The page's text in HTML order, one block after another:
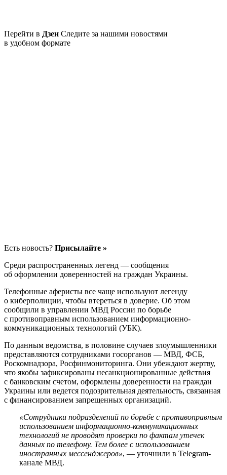
Перейти в Дзен Следите за нашими новостями
в удобном формате
Есть новость? Присылайте »
Среди распространенных легенд — сообщения
об оформлении доверенностей на граждан Украины.
Телефонные аферисты все чаще используют легенду
о киберполиции, чтобы втереться в доверие. Об этом
сообщили в управлении МВД России по борьбе
с противоправным использованием информационно-
коммуникационных технологий (УБК).
По данным ведомства, в половине случаев злоумышленники
представляются сотрудниками госорганов — МВД, ФСБ,
Роскомнадзора, Росфинмониторинга. Они убеждают жертву,
что якобы зафиксированы несанкционированные действия
с банковским счетом, оформлены доверенности на граждан
Украины или ведется подозрительная деятельность, связанная
с финансированием запрещенных организаций.
«Сотрудники подразделений по борьбе с противоправным
использованием информационно-коммуникационных
технологий не проводят проверки по фактам утечек
данных по телефону. Тем более с использованием
иностранных мессенджеров», — уточнили в Telegram-
канале МВД.